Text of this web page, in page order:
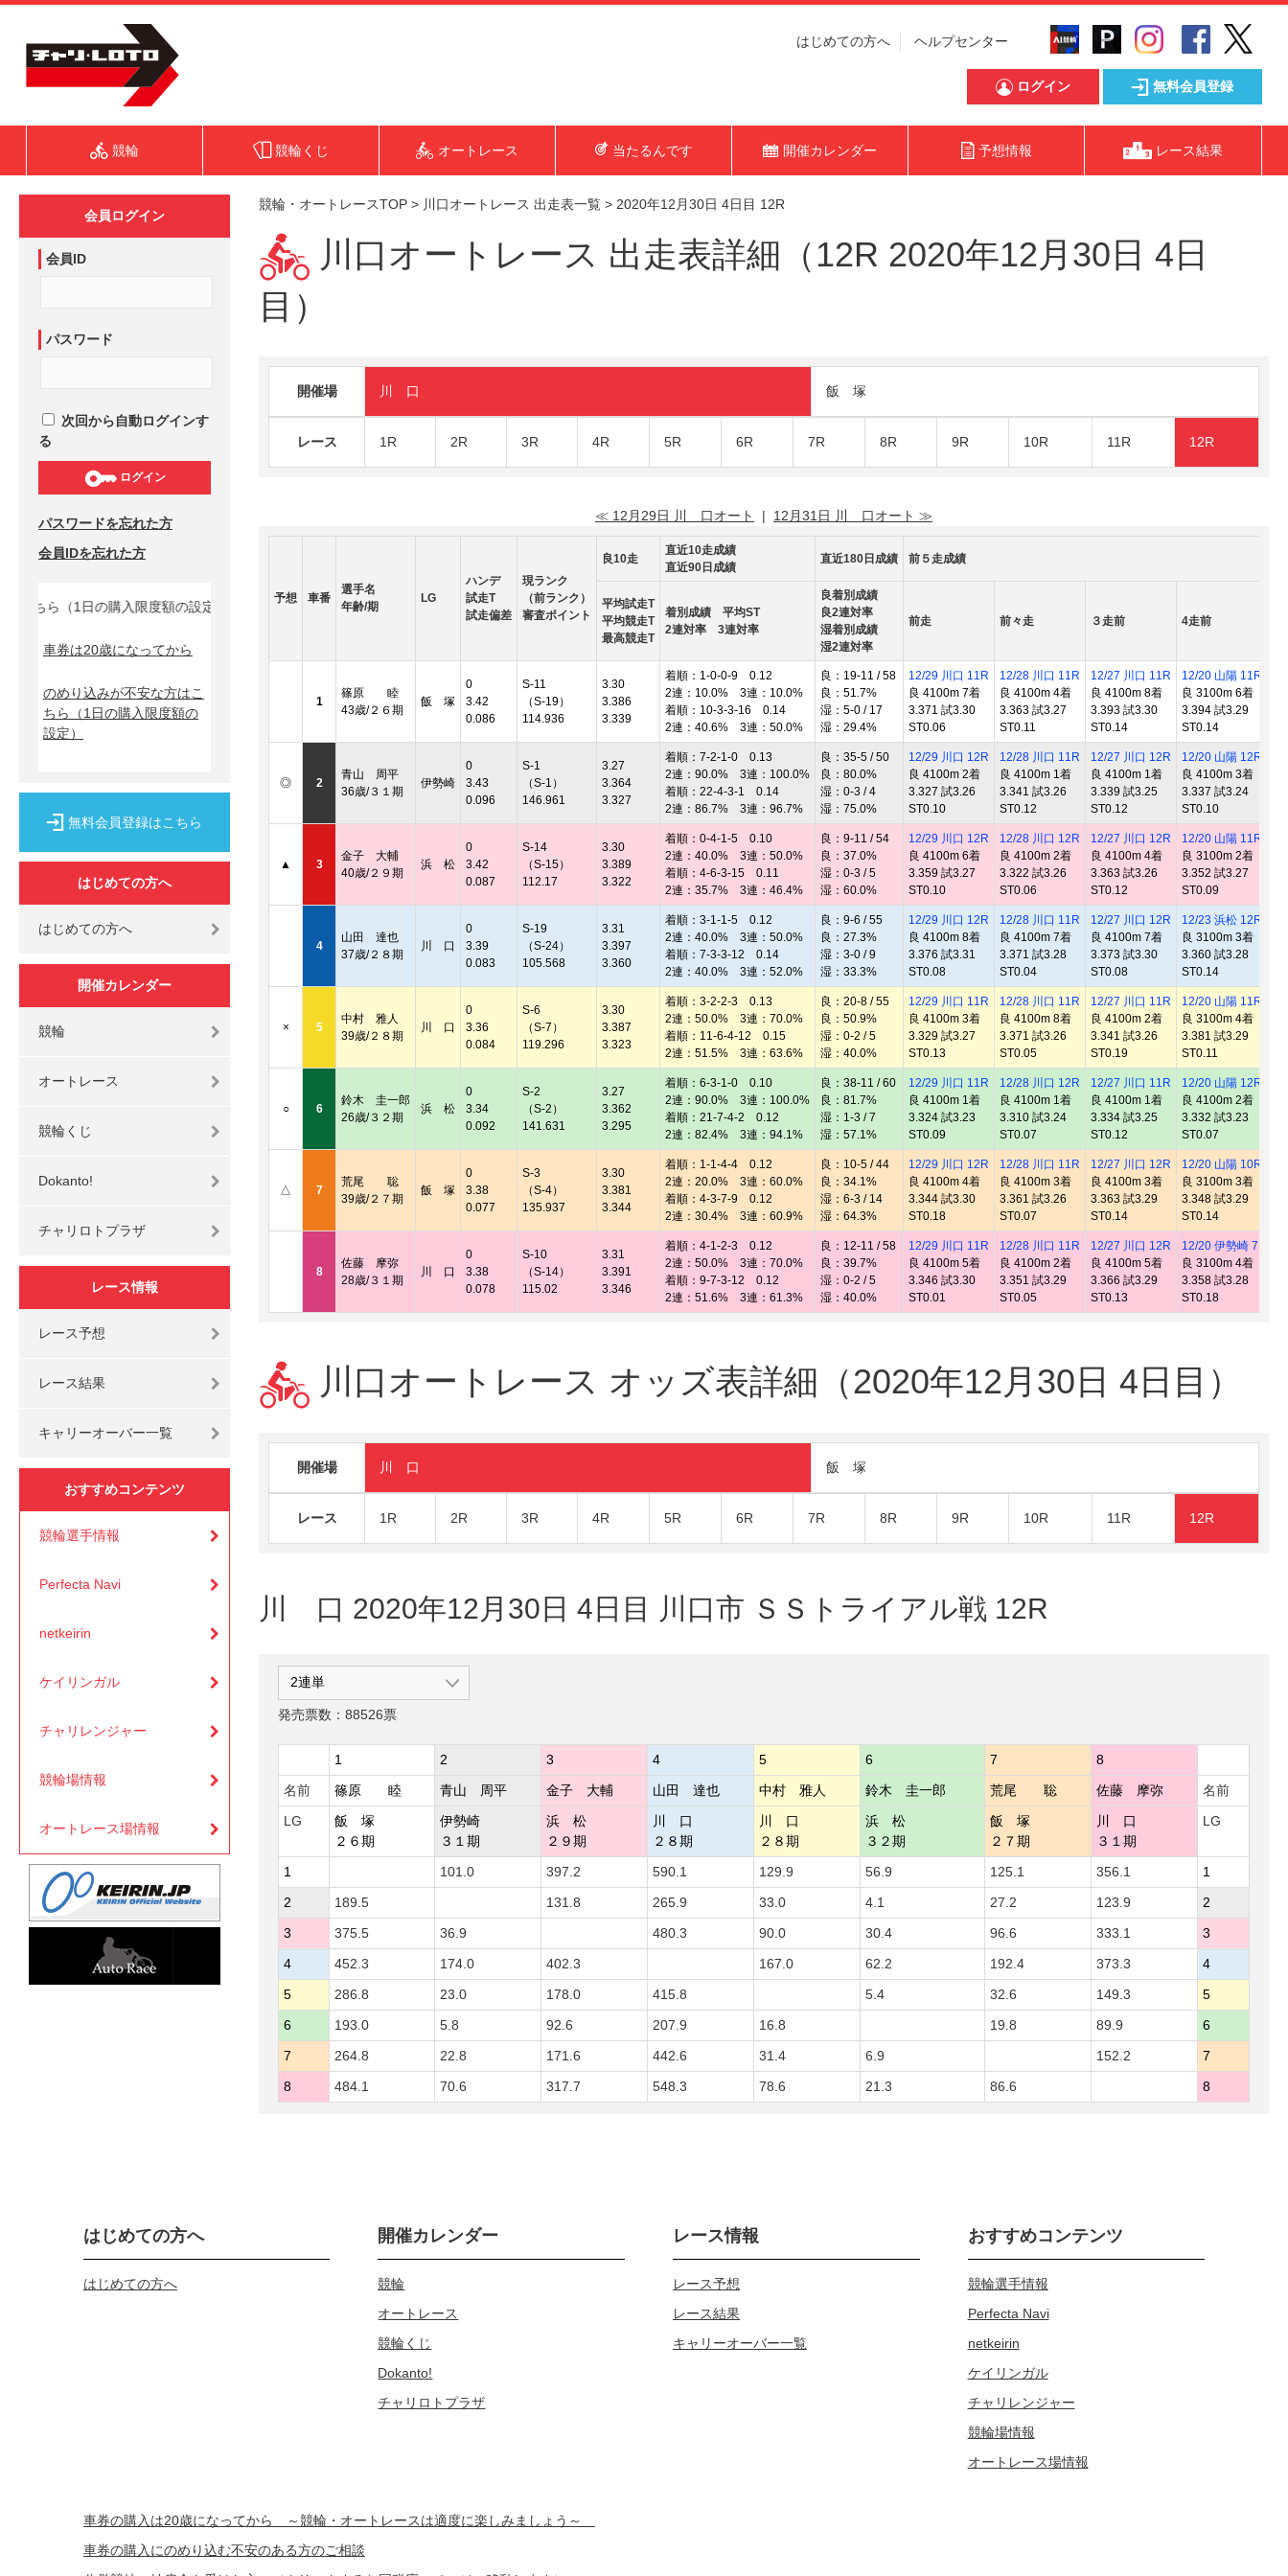
はじめての方へ ヘルプセンター
ログイン 無料会員登録
競輪 競輪くじ オートレース 当たるんです 開催カレンダー 予想情報 レース結果
会員ログイン
会員ID
パスワード
次回から自動ログインす
る
ログイン
パスワードを忘れた方
会員IDを忘れた方
ら（1日の購入限度額の設定）↓
車券は20歳になってから
のめり込みが不安な方はこ
ちら
（1日の購入限度額の
設定）
無料会員登録はこちら
はじめての方へ
はじめての方へ
開催カレンダー
競輪
オートレース
競輪くじ
Dokanto!
チャリロトプラザ
レース情報
レース予想
レース結果
キャリーオーバー一覧
おすすめコンテンツ
競輪選手情報
Perfecta Navi
netkeirin
ケイリンガル
チャリレンジャー
競輪場情報
オートレース場情報
競輪・オートレースTOP > 川口オートレース 出走表一覧 > 2020年12月30日 4日目 12R
川口オートレース 出走表詳細（12R 2020年12月30日 4日
目）
開催場 川 口 飯 塚
レース 1R 2R 3R 4R 5R 6R 7R 8R 9R 10R 11R 12R
≪ 12月29日 川 口オート | 12月31日 川 口オート ≫
予想 車番
選手名
年齢/期
LG
ハンデ
試走T
試走偏差
現ランク
（前ランク）
審査ポイント
良10走
直近10走成績
直近90日成績
直近180日成績 前５走成績
平均試走T
平均競走T
最高競走T
着別成績 平均ST
2連対率 3連対率
良着別成績
良2連対率
湿着別成績
湿2連対率
前走 前々走 ３走前 4走前
1
篠原 睦
43歳/２６期
飯 塚
0
3.42
0.086
S-11
（S-19）
114.936
3.30
3.386
3.339
着順：1-0-0-9 0.12
2連：10.0% 3連：10.0%
着順：10-3-3-16 0.14
2連：40.6% 3連：50.0%
良：19-11 / 58
良：51.7%
湿：5-0 / 17
湿：29.4%
12/29 川口 11R
良 4100m 7着
3.371 試3.30
ST0.06
12/28 川口 11R
良 4100m 4着
3.363 試3.27
ST0.11
12/27 川口 11R
良 4100m 8着
3.393 試3.30
ST0.14
12/20 山陽 11R
良 3100m 6着
3.394 試3.29
ST0.14
◎ 2
青山 周平
36歳/３１期
伊勢崎
0
3.43
0.096
S-1
（S-1）
146.961
3.27
3.364
3.327
着順：7-2-1-0 0.13
2連：90.0% 3連：100.0%
着順：22-4-3-1 0.14
2連：86.7% 3連：96.7%
良：35-5 / 50
良：80.0%
湿：0-3 / 4
湿：75.0%
12/29 川口 12R
良 4100m 2着
3.327 試3.26
ST0.10
12/28 川口 11R
良 4100m 1着
3.341 試3.26
ST0.12
12/27 川口 12R
良 4100m 1着
3.339 試3.25
ST0.12
12/20 山陽 12R
良 4100m 3着
3.337 試3.24
ST0.10
▲ 3
金子 大輔
40歳/２９期
浜 松
0
3.42
0.087
S-14
（S-15）
112.17
3.30
3.389
3.322
着順：0-4-1-5 0.10
2連：40.0% 3連：50.0%
着順：4-6-3-15 0.11
2連：35.7% 3連：46.4%
良：9-11 / 54
良：37.0%
湿：0-3 / 5
湿：60.0%
12/29 川口 12R
良 4100m 6着
3.359 試3.27
ST0.10
12/28 川口 12R
良 4100m 2着
3.322 試3.26
ST0.06
12/27 川口 12R
良 4100m 4着
3.363 試3.26
ST0.12
12/20 山陽 11R
良 3100m 2着
3.352 試3.27
ST0.09
4
山田 達也
37歳/２８期
川 口
0
3.39
0.083
S-19
（S-24）
105.568
3.31
3.397
3.360
着順：3-1-1-5 0.12
2連：40.0% 3連：50.0%
着順：7-3-3-12 0.14
2連：40.0% 3連：52.0%
良：9-6 / 55
良：27.3%
湿：3-0 / 9
湿：33.3%
12/29 川口 12R
良 4100m 8着
3.376 試3.31
ST0.08
12/28 川口 11R
良 4100m 7着
3.371 試3.28
ST0.04
12/27 川口 12R
良 4100m 7着
3.373 試3.30
ST0.08
12/23 浜松 12R
良 3100m 3着
3.360 試3.28
ST0.14
× 5
中村 雅人
39歳/２８期
川 口
0
3.36
0.084
S-6
（S-7）
119.296
3.30
3.387
3.323
着順：3-2-2-3 0.13
2連：50.0% 3連：70.0%
着順：11-6-4-12 0.15
2連：51.5% 3連：63.6%
良：20-8 / 55
良：50.9%
湿：0-2 / 5
湿：40.0%
12/29 川口 11R
良 4100m 3着
3.329 試3.27
ST0.13
12/28 川口 11R
良 4100m 8着
3.371 試3.26
ST0.05
12/27 川口 11R
良 4100m 2着
3.341 試3.26
ST0.19
12/20 山陽 11R
良 3100m 4着
3.381 試3.29
ST0.11
○ 6
鈴木 圭一郎
26歳/３２期
浜 松
0
3.34
0.092
S-2
（S-2）
141.631
3.27
3.362
3.295
着順：6-3-1-0 0.10
2連：90.0% 3連：100.0%
着順：21-7-4-2 0.12
2連：82.4% 3連：94.1%
良：38-11 / 60
良：81.7%
湿：1-3 / 7
湿：57.1%
12/29 川口 11R
良 4100m 1着
3.324 試3.23
ST0.09
12/28 川口 12R
良 4100m 1着
3.310 試3.24
ST0.07
12/27 川口 11R
良 4100m 1着
3.334 試3.25
ST0.12
12/20 山陽 12R
良 4100m 2着
3.332 試3.23
ST0.07
△ 7
荒尾 聡
39歳/２７期
飯 塚
0
3.38
0.077
S-3
（S-4）
135.937
3.30
3.381
3.344
着順：1-1-4-4 0.12
2連：20.0% 3連：60.0%
着順：4-3-7-9 0.12
2連：30.4% 3連：60.9%
良：10-5 / 44
良：34.1%
湿：6-3 / 14
湿：64.3%
12/29 川口 12R
良 4100m 4着
3.344 試3.30
ST0.18
12/28 川口 11R
良 4100m 3着
3.361 試3.26
ST0.07
12/27 川口 12R
良 4100m 3着
3.363 試3.29
ST0.14
12/20 山陽 10R
良 3100m 3着
3.348 試3.29
ST0.14
8
佐藤 摩弥
28歳/３１期
川 口
0
3.38
0.078
S-10
（S-14）
115.02
3.31
3.391
3.346
着順：4-1-2-3 0.12
2連：50.0% 3連：70.0%
着順：9-7-3-12 0.12
2連：51.6% 3連：61.3%
良：12-11 / 58
良：39.7%
湿：0-2 / 5
湿：40.0%
12/29 川口 11R
良 4100m 5着
3.346 試3.30
ST0.01
12/28 川口 11R
良 4100m 2着
3.351 試3.29
ST0.05
12/27 川口 12R
良 4100m 5着
3.366 試3.29
ST0.13
12/20 伊勢崎 7R
良 3100m 4着
3.358 試3.28
ST0.18
川口オートレース オッズ表詳細（2020年12月30日 4日目）
開催場 川 口 飯 塚
レース 1R 2R 3R 4R 5R 6R 7R 8R 9R 10R 11R 12R
川 口 2020年12月30日 4日目 川口市 ＳＳトライアル戦 12R
発売票数：88526票
1 2 3 4 5 6 7
8
名前
篠原 睦 青山 周平 金子 大輔 山田 達也 中村 雅人 鈴木 圭一郎 荒尾 聡 佐藤 摩弥
名前
LG
飯 塚
２６期
伊勢崎
３１期
浜 松
２９期
川 口
２８期
川 口
２８期
浜 松
３２期
飯 塚
２７期
川 口
３１期
LG
1 101.0 397.2 590.1 129.9 56.9 125.1 356.1
1
2
189.5 131.8 265.9 33.0 4.1 27.2 123.9
2
3
375.5 36.9 480.3 90.0 30.4 96.6 333.1
3
4
452.3 174.0 402.3 167.0 62.2 192.4 373.3
4
5
286.8 23.0 178.0 415.8 5.4 32.6 149.3
5
6
193.0 5.8 92.6 207.9 16.8 19.8 89.9
6
7
264.8 22.8 171.6 442.6 31.4 6.9 152.2
7
8
484.1 70.6 317.7 548.3 78.6 21.3 86.6 8
はじめての方へ
はじめての方へ
開催カレンダー
競輪
オートレース
競輪くじ
Dokanto!
チャリロトプラザ
レース情報
レース予想
レース結果
キャリーオーバー一覧
おすすめコンテンツ
競輪選手情報
Perfecta Navi
netkeirin
ケイリンガル
チャリレンジャー
競輪場情報
オートレース場情報
車券の購入は20歳になってから ～競輪・オートレースは適度に楽しみましょう～
車券の購入にのめり込む不安のある方のご相談